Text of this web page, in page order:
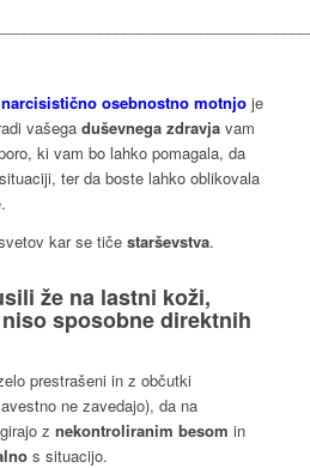
narcisistično osebnostno motnjo je
vašegaduševnega zdravjavam
ki vam bo lahko pomagala, da
ter da boste lahko oblikovala
kar se tiče starševstva.
že na lastni koži,
sposobne direktnih
prestrašeni in z občutki
ne zavedajo), da na
z nekontroliranim besom in
s situacijo.